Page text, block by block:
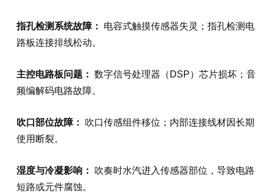
指孔检测系统故障：
电容式触摸传感器失灵；指孔检测电
路板连接排线松动。
主控电路板问题： 数字信号处理器（DSP）芯片损坏；音
频编解码电路故障。
吹口部位故障：
吹口传感组件移位；内部连接线材因长期
使用断裂。
湿度与冷凝影响：
吹奏时水汽进入传感器部位，导致电路
短路或元件腐蚀。